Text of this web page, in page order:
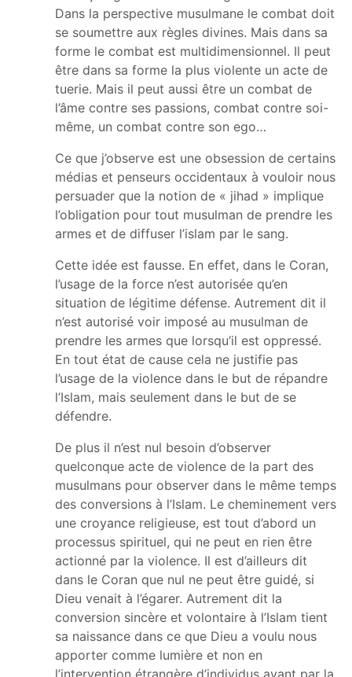
Dans la perspective musulmane le combat doit
se soumettre aux règles divines. Mais dans sa
forme le combat est multidimensionnel. Il peut
être dans sa forme la plus violente un acte de
tuerie. Mais il peut aussi être un combat de
l’âme contre ses passions, combat contre soi-
même, un combat contre son ego…
Ce que j’observe est une obsession de certains
médias et penseurs occidentaux à vouloir nous
persuader que la notion de « jihad » implique
l’obligation pour tout musulman de prendre les
armes et de diffuser l’islam par le sang.
Cette idée est fausse. En effet, dans le Coran,
l’usage de la force n’est autorisée qu’en
situation de légitime défense. Autrement dit il
n’est autorisé voir imposé au musulman de
prendre les armes que lorsqu’il est oppressé.
En tout état de cause cela ne justifie pas
l’usage de la violence dans le but de répandre
l’Islam, mais seulement dans le but de se
défendre.
De plus il n’est nul besoin d’observer
quelconque acte de violence de la part des
musulmans pour observer dans le même temps
des conversions à l’Islam. Le cheminement vers
une croyance religieuse, est tout d’abord un
processus spirituel, qui ne peut en rien être
actionné par la violence. Il est d’ailleurs dit
dans le Coran que nul ne peut être guidé, si
Dieu venait à l’égarer. Autrement dit la
conversion sincère et volontaire à l’Islam tient
sa naissance dans ce que Dieu a voulu nous
apporter comme lumière et non en
l’intervention étrangère d’individus ayant par la